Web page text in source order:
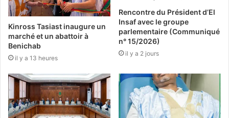
Kinross Tasiast inaugure un
marché et un abattoir à
Benichab
il y a 13 heures
Rencontre du Président d’El
Insaf avec le groupe
parlementaire (Communiqué
n° 15/2026)
il y a 2 jours